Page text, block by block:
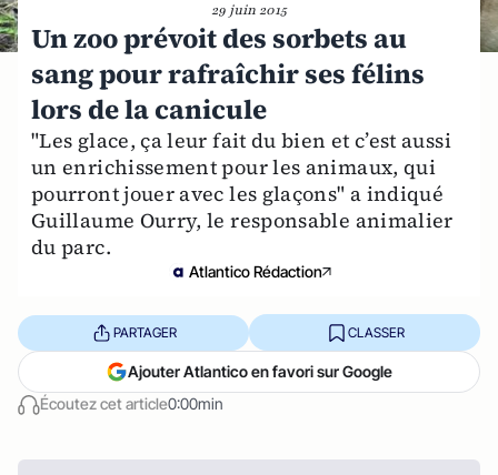
29 juin 2015
Un zoo prévoit des sorbets au
sang pour rafraîchir ses félins
lors de la canicule
"Les glace, ça leur fait du bien et c’est aussi
un enrichissement pour les animaux, qui
pourront jouer avec les glaçons" a indiqué
Guillaume Ourry, le responsable animalier
du parc.
Atlantico Rédaction
Écoutez cet article0:00min
PARTAGER CLASSER
Ajouter Atlantico en favori sur Google